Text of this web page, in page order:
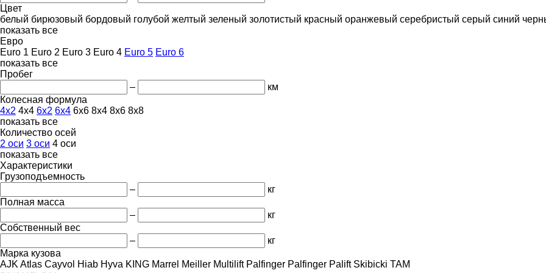
Цвет
белый бирюзовый бордовый голубой желтый зеленый золотистый красный оранжевый серебристый серый синий
показать все
Евро
Euro 1 Euro 2 Euro 3 Euro 4 Euro 5 Euro 6
показать все
Пробег
–
км
Колесная формула
4x2 4x4 6x2 6x4 6x6 8x4 8x6 8x8
показать все
Количество осей
2 оси 3 оси 4 оси
показать все
Характеристики
Грузоподъемность
–
кг
Полная масса
–
кг
Собственный вес
–
кг
Марка кузова
AJK Atlas Cayvol Hiab Hyva KING Marrel Meiller Multilift Palfinger Palfinger Palift Skibicki TAM